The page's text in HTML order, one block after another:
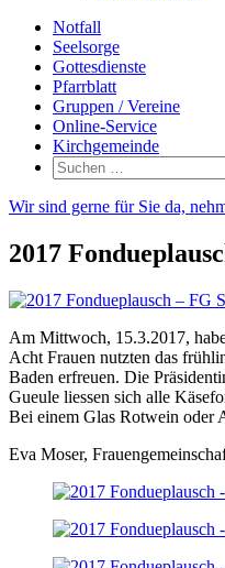
Notfall
Seelsorge
Gottesdienste
Pfarrblatt
Gruppen / Vereine
Online-Service
Kirchgemeinde
Suchen
nach:
Wir sind gerne für Sie da,
2017
Am Mittwoch, 15.3.2017,
Acht Frauen nutzten das
Baden erfreuen. Die
Gueule liessen sich alle
Bei einem Glas Rotwein oder
Eva Moser,